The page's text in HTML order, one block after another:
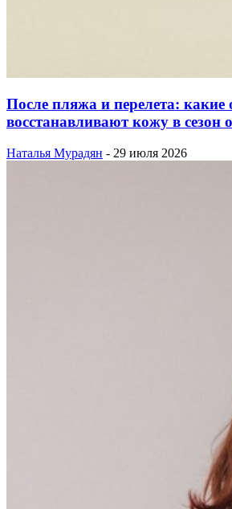
После пляжа и перелета: какие
восстанавливают кожу в сезон
Наталья Мурадян - 29 июля 2026